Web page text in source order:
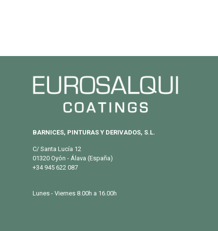
BARNICES, PINTURAS Y DERIVADOS, S.L.
C/ Santa Lucía 12
01320 Oyón - Álava (España)
+34 945 622 087
Lunes - Viernes 8.00h a 16.00h